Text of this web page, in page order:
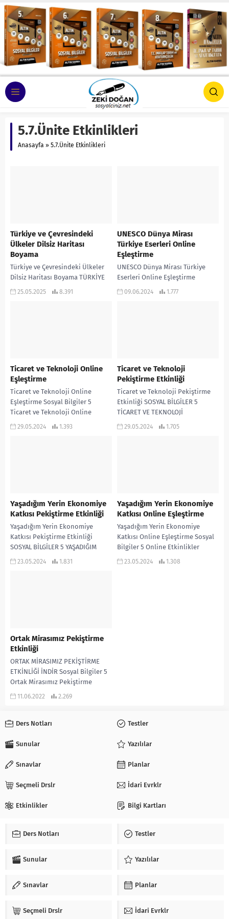
5.7.Ünite Etkinlikleri
Anasayfa » 5.7.Ünite Etkinlikleri
Türkiye ve Çevresindeki
Ülkeler Dilsiz Haritası
Boyama
Türkiye ve Çevresindeki Ülkeler
Dilsiz Haritası Boyama TÜRKİYE
VE ÇEVRESİNDEKİ ÜLKELER DİLSİZ
25.05.2025 8.391
UNESCO Dünya Mirası
Türkiye Eserleri Online
Eşleştirme
UNESCO Dünya Mirası Türkiye
Eserleri Online Eşleştirme
UNESCO Dünya Mirası Türkiye
09.06.2024 1.777
Ticaret ve Teknoloji Online
Eşleştirme
Ticaret ve Teknoloji Online
Eşleştirme Sosyal Bilgiler 5
Ticaret ve Teknoloji Online
Eşleştirme etkinliği için alttaki
29.05.2024 1.393
Ticaret ve Teknoloji
Pekiştirme Etkinliği
Ticaret ve Teknoloji Pekiştirme
Etkinliği SOSYAL BİLGİLER 5
TİCARET VE TEKNOLOJİ
PEKİŞTİRME ETKİNLİĞİ İNDİR
29.05.2024 1.705
Yaşadığım Yerin Ekonomiye
Katkısı Pekiştirme Etkinliği
Yaşadığım Yerin Ekonomiye
Katkısı Pekiştirme Etkinliği
SOSYAL BİLGİLER 5 YAŞADIĞIM
YERİN ÜLKE EKONOMİSİNE
23.05.2024 1.831
Yaşadığım Yerin Ekonomiye
Katkısı Online Eşleştirme
Yaşadığım Yerin Ekonomiye
Katkısı Online Eşleştirme Sosyal
Bilgiler 5 Online Etkinlikler
Onlşne Oyunlar
23.05.2024 1.308
Ortak Mirasımız Pekiştirme
Etkinliği
ORTAK MİRASIMIZ PEKİŞTİRME
ETKİNLİĞİ İNDİR Sosyal Bilgiler 5
Ortak Mirasımız Pekiştirme
Etkinliği
11.06.2022 2.269
Ders Notları Testler
Sunular Yazılılar
Sınavlar Planlar
Seçmeli Drslr İdari Evrklr
Etkinlikler Bilgi Kartları
Ders Notları Testler
Sunular Yazılılar
Sınavlar Planlar
Seçmeli Drslr İdari Evrklr